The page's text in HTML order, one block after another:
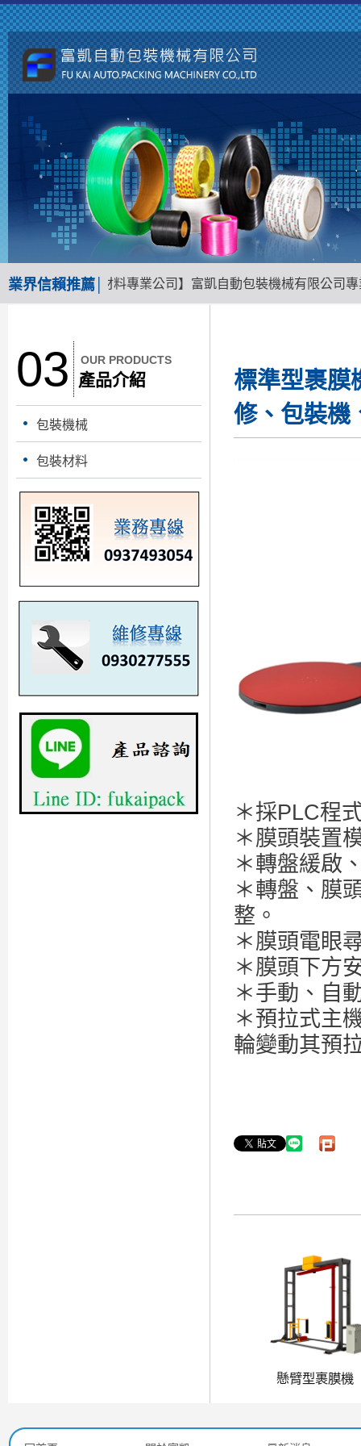
業界信賴推薦│
地區包裝機械材料專業公司】富凱自動包裝機械有限公司
03 OUR PRODUCTS
產品介紹
包裝機械
包裝材料
標準型裹膜
修、包裝機
＊採PLC程
＊膜頭裝置
＊轉盤緩啟
＊轉盤、膜
整。
＊膜頭電眼
＊膜頭下方
＊手動、自
＊預拉式主
輪變動其預
懸臂型裹膜機